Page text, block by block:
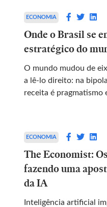
ECONOMIA
Onde o Brasil se
estratégico do
O mundo mudou de
a lê-lo direito: na
receita é pragmatismo
ECONOMIA
The Economist:
fazendo uma
da IA
Inteligência artificial